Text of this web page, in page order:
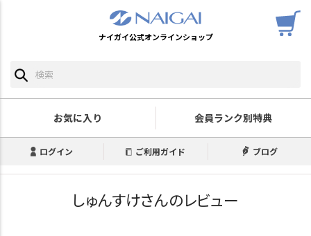
ナイガイ公式オンラインショップ
お気に入り 会員ランク別特典
ログイン ご利用ガイド ブログ
しゅんすけさんのレビュー